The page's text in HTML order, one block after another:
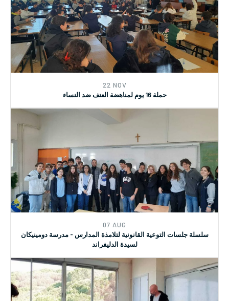
07 AUG
جلسات توعية قانونية حول العنف الاسري، التنمر و الابتزاز الالكتروني
لتلامذة صفوف السابع و الثامن و التاسع تكميلي في مدرسة راهبات
الكرميليت - الفنار
22 NOV
حملة 16 يوم لمناهضة العنف ضد النساء